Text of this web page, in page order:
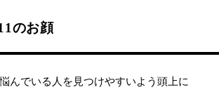
のお顔
んでいる人を見つけやすいよう頭上に